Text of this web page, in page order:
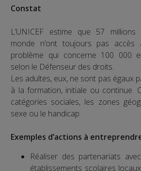
Constat
L’UNICEF estime que 57 millions
monde n’ont toujours pas
problème qui concerne 100 000
selon le Défenseur des droits.
Les adultes, eux, ne sont pas égaux
à la formation, initiale ou continue.
catégories sociales, les zones
sexe ou le handicap.
Exemples d’actions à
Réaliser des partenariats
établissements scolaires